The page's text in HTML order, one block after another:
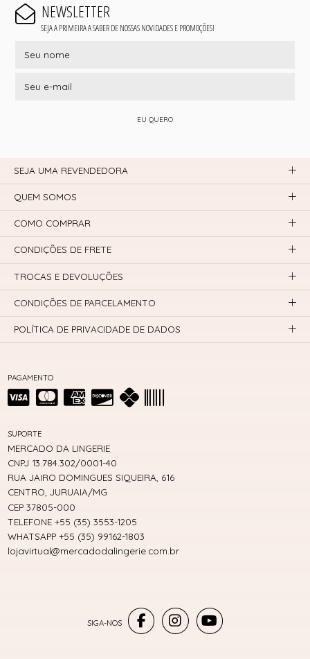
NEWSLETTER
SEJA A PRIMEIRA A SABER DE NOSSAS NOVIDADES E PROMOÇÕES!
EU QUERO
PAGAMENTO
SUPORTE
MERCADO DA LINGERIE
CNPJ 13.784.302/0001-40
RUA JAIRO DOMINGUES SIQUEIRA, 616
CENTRO, JURUAIA/MG
CEP 37805-000
TELEFONE +55 (35) 3553-1205
WHATSAPP +55 (35) 99162-1803
lojavirtual@mercadodalingerie.com.br
SEJA UMA REVENDEDORA
QUEM SOMOS
COMO COMPRAR
CONDIÇÕES DE FRETE
TROCAS E DEVOLUÇÕES
CONDIÇÕES DE PARCELAMENTO
POLÍTICA DE PRIVACIDADE DE DADOS